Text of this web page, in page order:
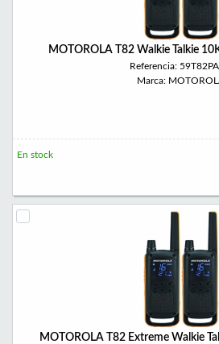
MOTOROLA T82 Walkie Talkie
Referencia:
Marca:
En stock
MOTOROLA T82 Extreme Walkie